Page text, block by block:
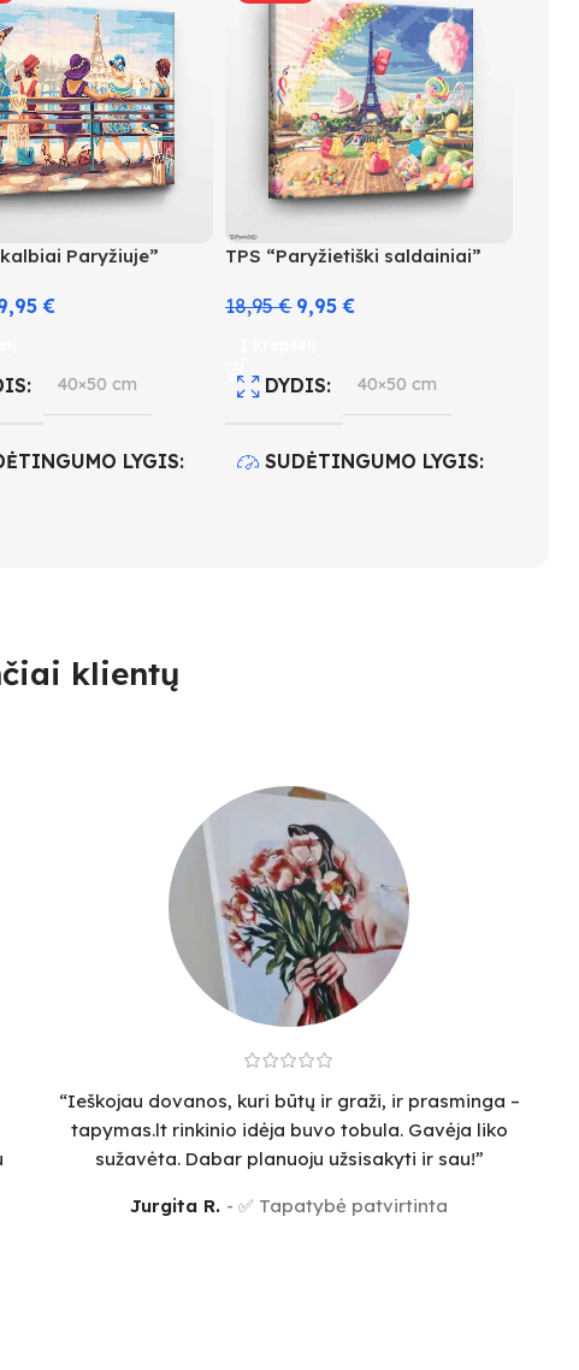
Paryžiuje”
€
40×50 cm
LYGIS
TPS “Paryžietiški saldainiai”
18,95€ 9,95€
DYDIS 40×50 cm
SUDĖTINGUMO LYGIS
klientų
“Ieškojau dovanos, kuri būtų ir graži, ir prasminga –
tapymas.lt rinkinio idėja buvo tobula. Gavėja liko
sužavėta. Dabar planuoju užsisakyti ir sau!”
Jurgita R. ✅ Tapatybė patvirtinta